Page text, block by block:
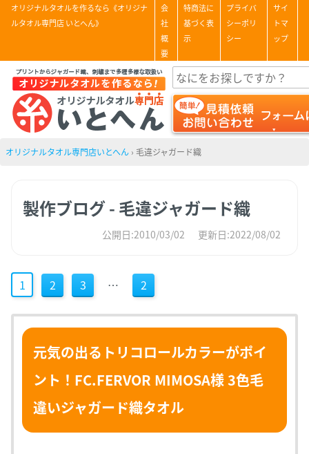
オリジナルタオルを作るなら《オリジナ
ルタオル専門店 いとへん》
会
社
概
要
特商法に
基づく表
示
プライバ
シーポリ
シー
サイ
トマ
ップ
オリジナルタオル専門店いとへん › 毛違ジャガード織
製作ブログ - 毛違ジャガード織
公開日:2010/03/02 更新日:2022/08/02
1 2 3 … 2
元気の出るトリコロールカラーがポイ
ント！FC.FERVOR MIMOSA様 3色毛
違いジャガード織タオル